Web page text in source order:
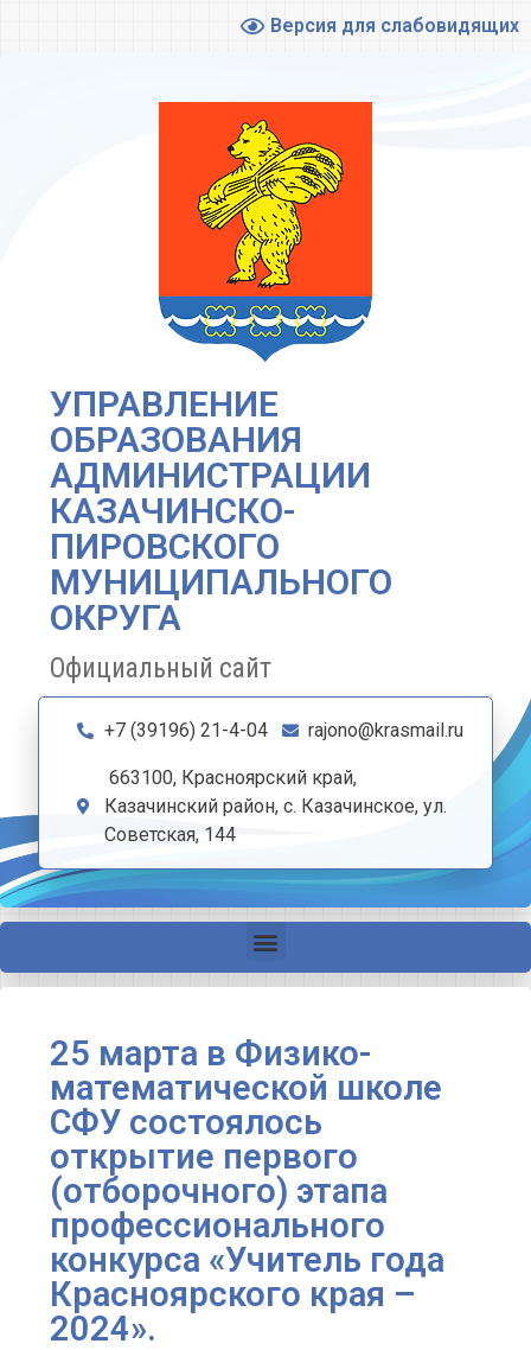
Версия для слабовидящих
УПРАВЛЕНИЕ
ОБРАЗОВАНИЯ
АДМИНИСТРАЦИИ
КАЗАЧИНСКО-
ПИРОВСКОГО
МУНИЦИПАЛЬНОГО
ОКРУГА
Официальный сайт
+7 (39196) 21-4-04 rajono@krasmail.ru
663100, Красноярский край,
Казачинский район, с. Казачинское, ул.
Советская, 144
25 марта в Физико-
математической школе
СФУ состоялось
открытие первого
(отборочного) этапа
профессионального
конкурса «Учитель года
Красноярского края –
2024».